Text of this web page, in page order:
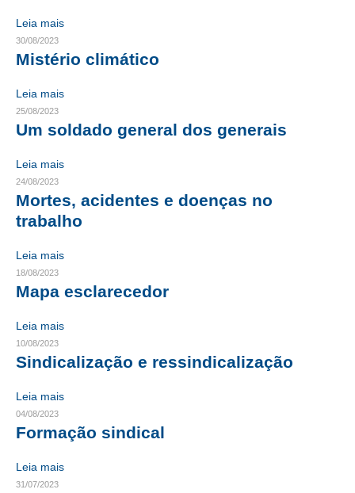
PERSONALIDADES DA TECNOLOGIA
NÚCLEO DA MULHER ENGENHEIRA
TRANSPARÊNCIA
JURÍDICO
ACORDOS, CONVENÇÕES E DISSÍDIOS
CONTRIBUIÇÕES
CONTRIBUIÇÃO ASSISTENCIAL
CONTRIBUIÇÃO ASSOCIATIVA OU ANUIDADE DE SÓCIO
REVISÃO DE APOSENTADORIA
FGTS CORREÇÃO
LEI 4.950-A/1966 – PISO SALARIAL
Leia mais
30/08/2023
Mistério climático
Leia mais
25/08/2023
Um soldado general dos generais
Leia mais
24/08/2023
Mortes, acidentes e doenças no
trabalho
Leia mais
18/08/2023
Mapa esclarecedor
Leia mais
10/08/2023
Sindicalização e ressindicalização
Leia mais
04/08/2023
Formação sindical
Leia mais
31/07/2023